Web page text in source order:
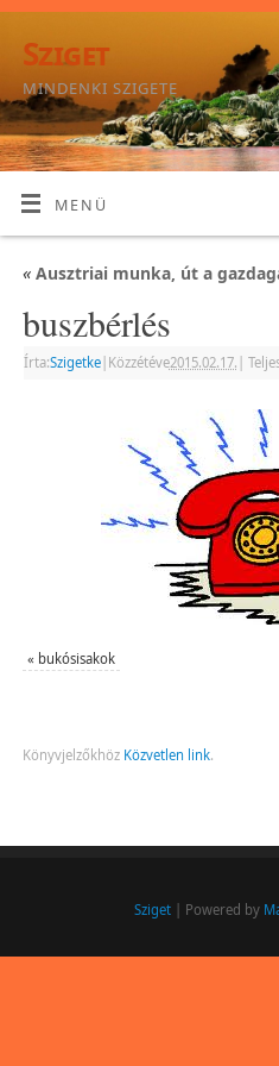
Sziget
MINDENKI SZIGETE
MENÜ
«Ausztriai munka, út a
buszbérlés
Írta:Szigetke| Közzétéve2015.02.17.
« bukósisakok
Könyvjelzőkhöz Közvetlen link.
Sziget | Powered by